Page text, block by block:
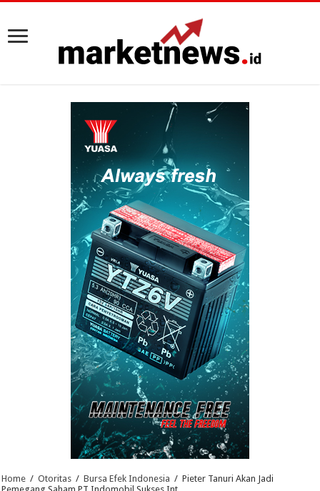
Home / Otoritas / Bursa Efek Indonesia / Pieter Tanuri Akan Jadi